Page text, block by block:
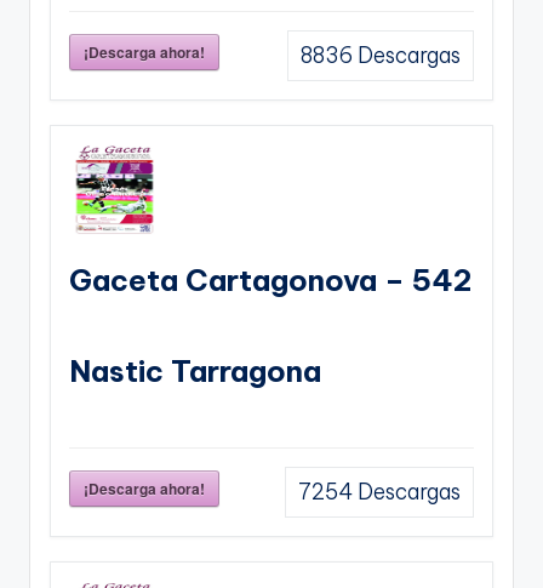
¡Descarga ahora! 8836 Descargas
Gaceta Cartagonova – 542
Nastic Tarragona
¡Descarga ahora! 7254 Descargas